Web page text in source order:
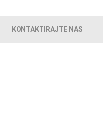
KONTAKTIRAJTE NAS